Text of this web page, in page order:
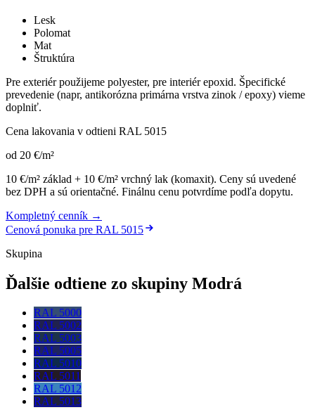
Lesk
Polomat
Mat
Štruktúra
Pre exteriér použijeme polyester, pre interiér epoxid. Špecifické
prevedenie (napr, antikorózna primárna vrstva zinok / epoxy) vieme
doplniť.
Cena lakovania v odtieni RAL 5015
od 20 €/m²
10 €/m² základ + 10 €/m² vrchný lak (komaxit). Ceny sú uvedené
bez DPH a sú orientačné. Finálnu cenu potvrdíme podľa dopytu.
Kompletný cenník →
Cenová ponuka pre RAL 5015
Skupina
Ďalšie odtiene zo skupiny Modrá
RAL 5000
RAL 5002
RAL 5003
RAL 5005
RAL 5010
RAL 5011
RAL 5012
RAL 5013